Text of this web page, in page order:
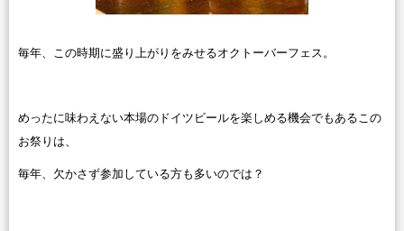
毎年、この時期に盛り上がりをみせるオクトーバーフェス。
めったに味わえない本場のドイツビールを楽しめる機会でもあるこの
お祭りは、
毎年、欠かさず参加している方も多いのでは？